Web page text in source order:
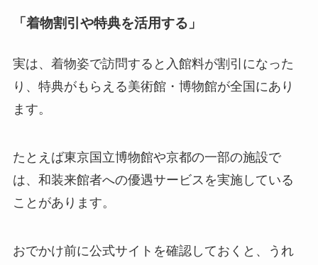
「着物割引や特典を活用する」
実は、着物姿で訪問すると入館料が割引になった
り、特典がもらえる美術館・博物館が全国にあり
ます。
たとえば東京国立博物館や京都の一部の施設で
は、和装来館者への優遇サービスを実施している
ことがあります。
おでかけ前に公式サイトを確認しておくと、うれ